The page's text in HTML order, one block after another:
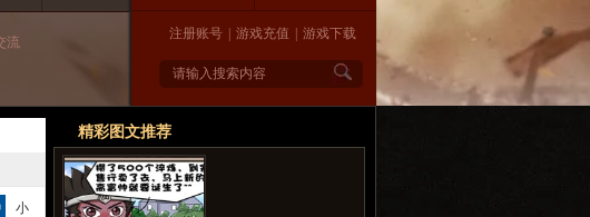
流
注册账号 游戏充值 游戏下载
小
精彩图文推荐
更多>>